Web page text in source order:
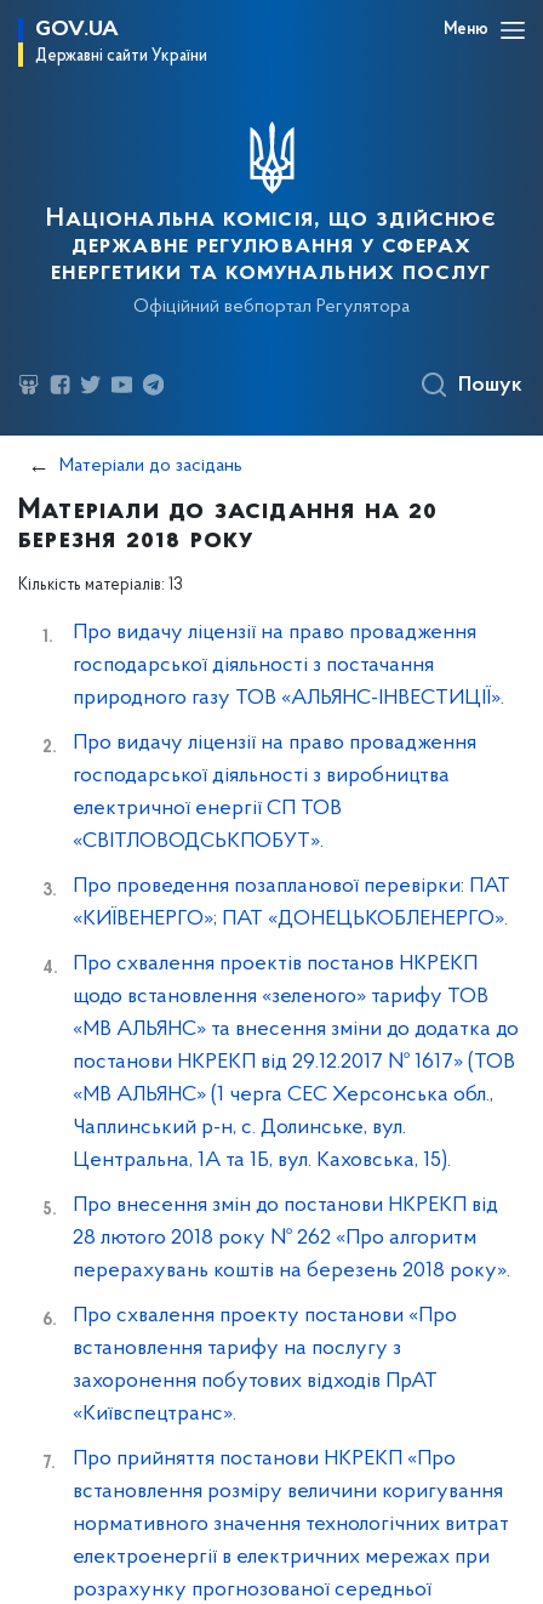
GOV.UA
Державні сайти України
Меню
Національна комісія, що здійснює
державне регулювання у сферах
енергетики та комунальних послуг
Офіційний вебпортал Регулятора
Пошук
Матеріали до засідань
Матеріали до засідання на 20
березня 2018 року
Кількість матеріалів: 13
Про видачу ліцензії на право провадження
господарської діяльності з постачання
природного газу ТОВ «АЛЬЯНС-ІНВЕСТИЦІЇ».
Про видачу ліцензії на право провадження
господарської діяльності з виробництва
електричної енергії СП ТОВ
«СВІТЛОВОДСЬКПОБУТ».
Про проведення позапланової перевірки: ПАТ
«КИЇВЕНЕРГО»; ПАТ «ДОНЕЦЬКОБЛЕНЕРГО».
Про схвалення проектів постанов НКРЕКП
щодо встановлення «зеленого» тарифу ТОВ
«МВ АЛЬЯНС» та внесення зміни до додатка до
постанови НКРЕКП від 29.12.2017 № 1617» (ТОВ
«МВ АЛЬЯНС» (1 черга СЕС Херсонська обл.,
Чаплинський р-н, с. Долинське, вул.
Центральна, 1А та 1Б, вул. Каховська, 15).
Про внесення змін до постанови НКРЕКП від
28 лютого 2018 року № 262 «Про алгоритм
перерахувань коштів на березень 2018 року».
Про схвалення проекту постанови «Про
встановлення тарифу на послугу з
захоронення побутових відходів ПрАТ
«Київспецтранс».
Про прийняття постанови НКРЕКП «Про
встановлення розміру величини коригування
нормативного значення технологічних витрат
електроенергії в електричних мережах при
розрахунку прогнозованої середньої